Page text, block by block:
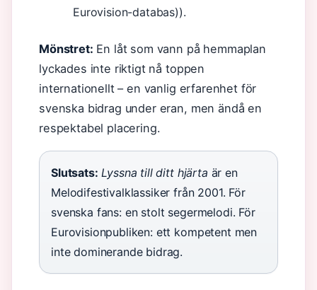
Eurovision-databas)).
Mönstret: En låt som vann på hemmaplan
lyckades inte riktigt nå toppen
internationellt – en vanlig erfarenhet för
svenska bidrag under eran, men ändå en
respektabel placering.
Slutsats: Lyssna till ditt hjärta är en
Melodifestivalklassiker från 2001. För
svenska fans: en stolt segermelodi. För
Eurovisionpubliken: ett kompetent men
inte dominerande bidrag.